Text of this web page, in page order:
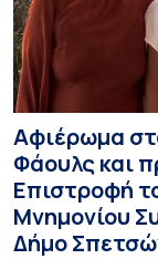
Αφιέρωμα
Φάουλς και
Επιστροφή
Μνημονίου
Δήμο